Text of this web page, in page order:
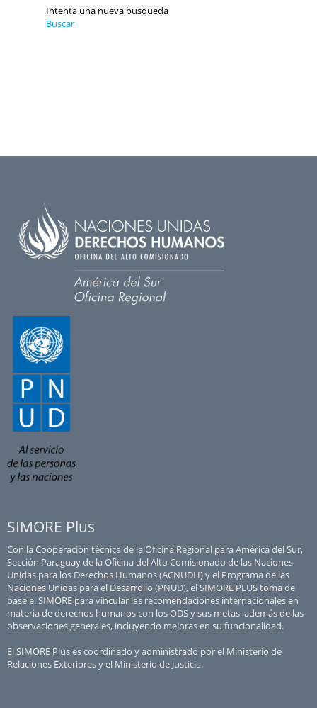
Intenta una nueva busqueda
Buscar
SIMORE Plus
Con la Cooperación técnica de la Oficina Regional para América del Sur,
Sección Paraguay de la Oficina del Alto Comisionado de las Naciones
Unidas para los Derechos Humanos (ACNUDH) y el Programa de las
Naciones Unidas para el Desarrollo (PNUD), el SIMORE PLUS toma de
base el SIMORE para vincular las recomendaciones internacionales en
materia de derechos humanos con los ODS y sus metas, además de las
observaciones generales, incluyendo mejoras en su funcionalidad.
El SIMORE Plus es coordinado y administrado por el Ministerio de
Relaciones Exteriores y el Ministerio de Justicia.